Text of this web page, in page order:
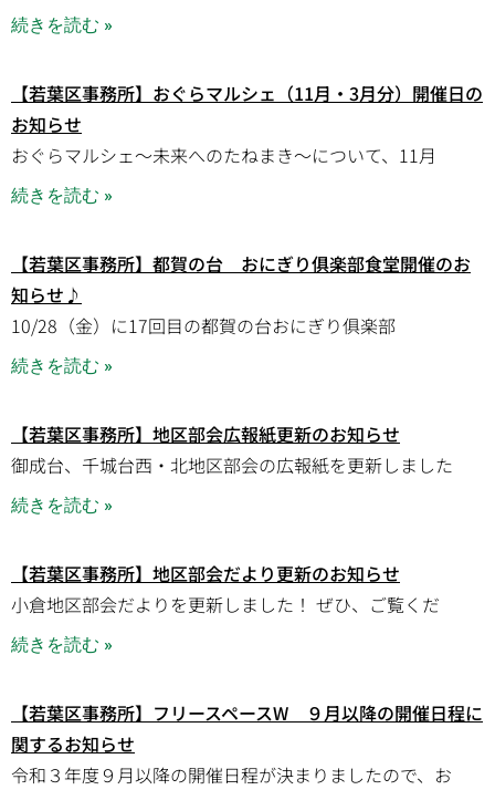
続きを読む »
【若葉区事務所】おぐらマルシェ（11月・3月分）開催日の
お知らせ
おぐらマルシェ～未来へのたねまき～について、11月
続きを読む »
【若葉区事務所】都賀の台 おにぎり俱楽部食堂開催のお
知らせ♪
10/28（金）に17回目の都賀の台おにぎり俱楽部
続きを読む »
【若葉区事務所】地区部会広報紙更新のお知らせ
御成台、千城台西・北地区部会の広報紙を更新しました
続きを読む »
【若葉区事務所】地区部会だより更新のお知らせ
小倉地区部会だよりを更新しました！ ぜひ、ご覧くだ
続きを読む »
【若葉区事務所】フリースペースW ９月以降の開催日程に
関するお知らせ
令和３年度９月以降の開催日程が決まりましたので、お